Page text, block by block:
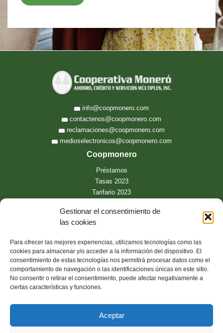
Gestionar el consentimiento de
las cookies
Para ofrecer las mejores experiencias, utilizamos tecnologías como las
cookies para almacenar y/o acceder a la información del dispositivo. El
consentimiento de estas tecnologías nos permitirá procesar datos como el
comportamiento de navegación o las identificaciones únicas en este sitio.
No consentir o retirar el consentimiento, puede afectar negativamente a
ciertas características y funciones.
Aceptar
info@coopmonero.com
contactenos@coopmonero.com
reclamaciones@coopmonero.com
medioselectronicos@coopmonero.com
Coopmonero
Préstamos
Tasas 2023
Tarifario 2023
Contacto
¿Buscas algo?
Preguntas frecuentes
Política de protección de datos
App móvil